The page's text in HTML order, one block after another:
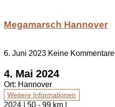
Megamarsch Hannover
6. Juni 2023 Keine Kommentare
4. Mai 2024
Ort: Hannover
Weitere Informationen
2024 | 50 - 99 km |